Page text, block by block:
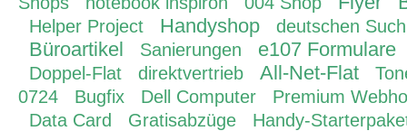
Helper Project Handyshop deutschen
Büroartikel Sanierungen e107 Formulare
Doppel-Flat direktvertrieb All-Net-Flat
0724
Bugfix Dell Computer
Premium
Data Card
Gratisabzüge
Handy-